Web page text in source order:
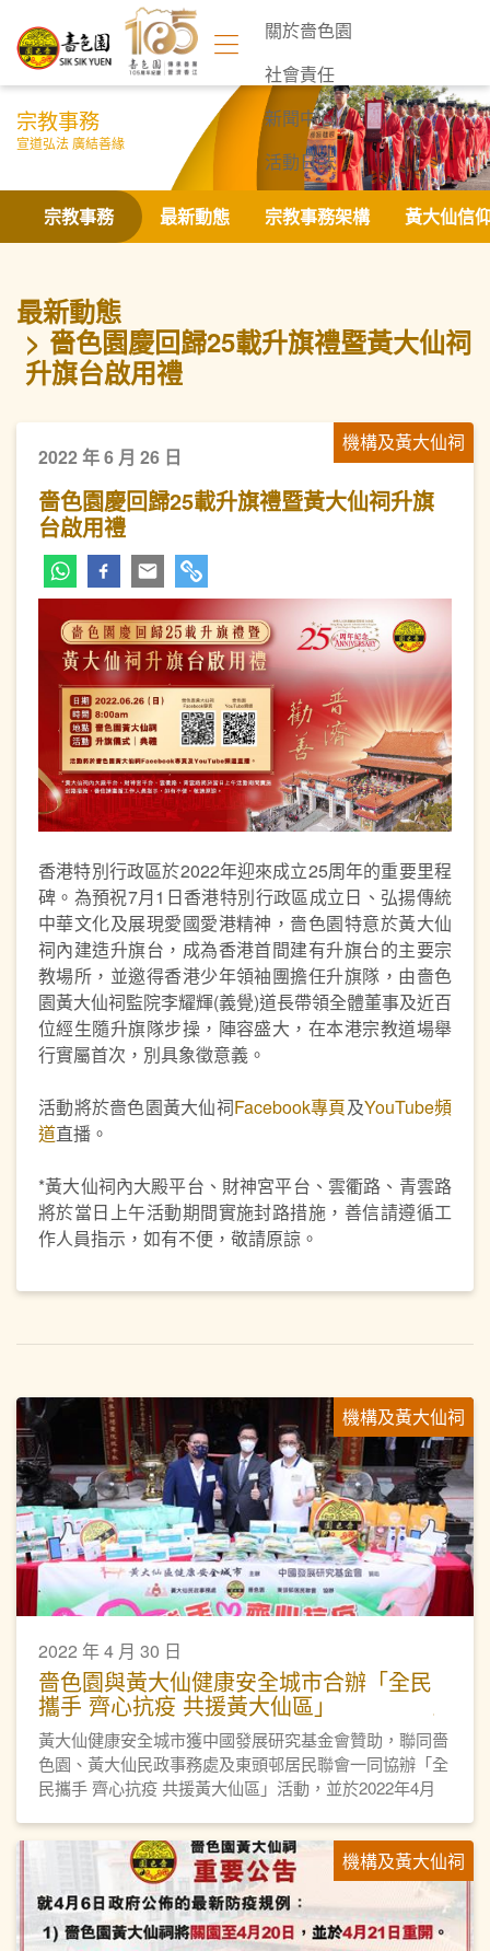
關於嗇色園
社會責任
新聞中心
活動日誌
聯絡我們
宗教事務
宣道弘法 廣結善緣
宗教事務 最新動態 宗教事務架構 黃大仙信
最新動態
嗇色園慶回歸25載升旗禮暨黃大仙祠
升旗台啟用禮
機構及黃大仙祠
2022 年 6 月 26 日
嗇色園慶回歸25載升旗禮暨黃大仙祠升旗
台啟用禮
香港特別行政區於2022年迎來成立25周年的重要里程
碑。為預祝7月1日香港特別行政區成立日、弘揚傳統
中華文化及展現愛國愛港精神，嗇色園特意於黃大仙
祠內建造升旗台，成為香港首間建有升旗台的主要宗
教場所，並邀得香港少年領袖團擔任升旗隊，由嗇色
園黃大仙祠監院李耀輝(義覺)道長帶領全體董事及近百
位經生隨升旗隊步操，陣容盛大，在本港宗教道場舉
行實屬首次，別具象徵意義。
活動將於嗇色園黃大仙祠Facebook專頁及YouTube頻
道直播。
*黃大仙祠內大殿平台、財神宮平台、雲衢路、青雲路
將於當日上午活動期間實施封路措施，善信請遵循工
作人員指示，如有不便，敬請原諒。
機構及黃大仙祠
2022 年 4 月 30 日
嗇色園與黃大仙健康安全城市合辦「全民
攜手 齊心抗疫 共援黃大仙區」
黃大仙健康安全城市獲中國發展研究基金會贊助，聯同嗇
色園、黃大仙民政事務處及東頭邨居民聯會一同協辦「全
民攜手 齊心抗疫 共援黃大仙區」活動，並於2022年4月
機構及黃大仙祠